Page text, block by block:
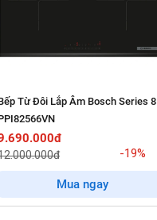
Từ Đôi Lắp Âm Bosch Series 8
-19%
Mua ngay